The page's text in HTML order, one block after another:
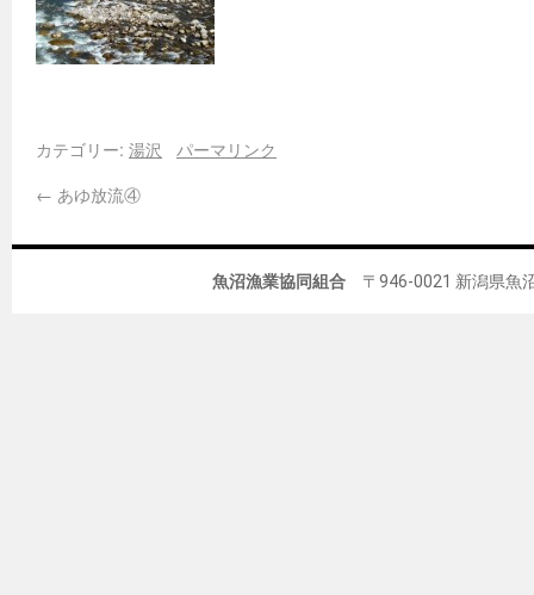
カテゴリー: 湯沢
パーマリンク
← あゆ放流④
魚沼漁業協同組合 〒946-0021 新潟県魚